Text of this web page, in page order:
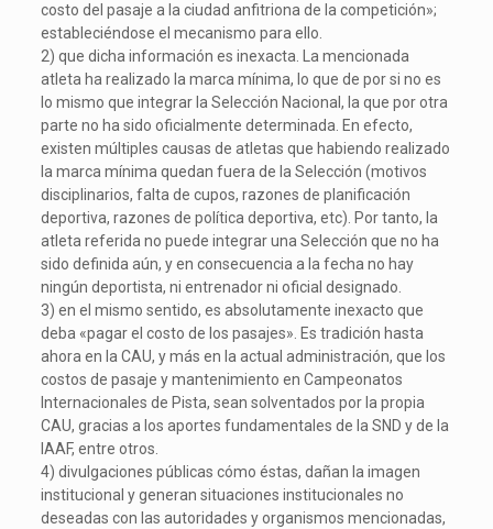
costo del pasaje a la ciudad anfitriona de la competición»;
estableciéndose el mecanismo para ello.
2) que dicha información es inexacta. La mencionada
atleta ha realizado la marca mínima, lo que de por si no es
lo mismo que integrar la Selección Nacional, la que por otra
parte no ha sido oficialmente determinada. En efecto,
existen múltiples causas de atletas que habiendo realizado
la marca mínima quedan fuera de la Selección (motivos
disciplinarios, falta de cupos, razones de planificación
deportiva, razones de política deportiva, etc). Por tanto, la
atleta referida no puede integrar una Selección que no ha
sido definida aún, y en consecuencia a la fecha no hay
ningún deportista, ni entrenador ni oficial designado.
3) en el mismo sentido, es absolutamente inexacto que
deba «pagar el costo de los pasajes». Es tradición hasta
ahora en la CAU, y más en la actual administración, que los
costos de pasaje y mantenimiento en Campeonatos
Internacionales de Pista, sean solventados por la propia
CAU, gracias a los aportes fundamentales de la SND y de la
IAAF, entre otros.
4) divulgaciones públicas cómo éstas, dañan la imagen
institucional y generan situaciones institucionales no
deseadas con las autoridades y organismos mencionadas,